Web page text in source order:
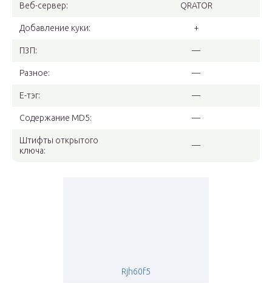
Веб-сервер: QRATOR
Добавление куки: +
П3П: —
Разное: —
Е-тэг: —
Содержание MD5: —
Штифты открытого
ключа:
—
Rjh60f5